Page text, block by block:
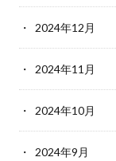
2024年12月
2024年11月
2024年10月
2024年9月